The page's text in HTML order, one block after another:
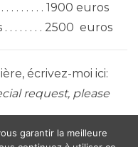
. . . . . . 1900 euros
. . . . . . . 2500 euros
écrivez-moi ici:
request, please
garantir la meilleure